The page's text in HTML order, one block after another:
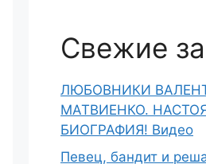
Свежие
ЛЮБОВНИКИ
МАТВИЕНКО.
БИОГРАФИЯ! Видео
Певец, бандит и